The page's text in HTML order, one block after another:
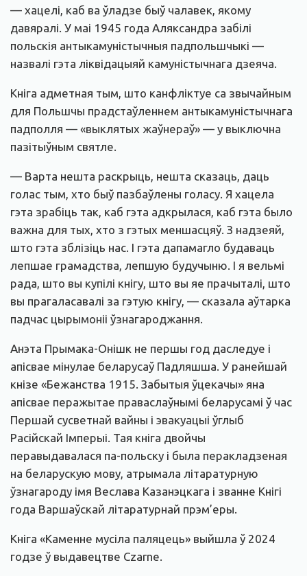
— хацелі, каб ва ўладзе быў чалавек, якому
давяралі. У маі 1945 года Аляксандра забілі
польскія антыкамуністычныя падпольшчыкі —
назвалі гэта ліквідацыяй камуністычнага дзеяча.
Кніга адметная тым, што канфліктуе са звычайным
для Польшчы прадстаўленнем антыкамуністычнага
падполля — «выклятых жаўнераў» — у выключна
пазітыўным святле.
— Варта нешта раскрыць, нешта сказаць, даць
голас тым, хто быў пазбаўлены голасу. Я хацела
гэта зрабіць так, каб гэта адкрылася, каб гэта было
важна для тых, хто з гэтых меншасцяў. З надзеяй,
што гэта зблізіць нас. І гэта дапамагло будаваць
лепшае грамадства, лепшую будучыню. І я вельмі
рада, што вы купілі кнігу, што вы яе прачыталі, што
вы прагаласавалі за гэтую кнігу, — сказала аўтарка
падчас цырымоніі ўзнагароджання.
Анэта Прымака-Онішк не першы год даследуе і
апісвае мінулае беларусаў Падляшша. У ранейшай
кнізе «Бежанства 1915. Забытыя ўцекачы» яна
апісвае перажытае праваслаўнымі беларусамі ў час
Першай сусветнай вайны і эвакуацыі ўглыб
Расійскай Імперыі. Тая кніга двойчы
перавыдавалася па-польску і была перакладзеная
на беларускую мову, атрымала літаратурную
ўзнагароду імя Веслава Казанэцкага і званне Кнігі
года Варшаўскай літаратурнай прэм’еры.
Кніга «Каменне мусіла паляцець» выйшла ў 2024
годзе ў выдавецтве Czarne.